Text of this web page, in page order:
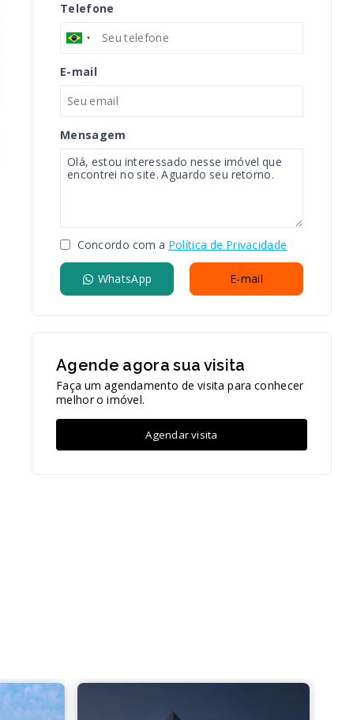
Telefone
E-mail
Mensagem
Concordo com a Política de Privacidade
WhatsApp E-mail
Agende agora sua visita
Faça um agendamento de visita para conhecer
melhor o imóvel.
Agendar visita